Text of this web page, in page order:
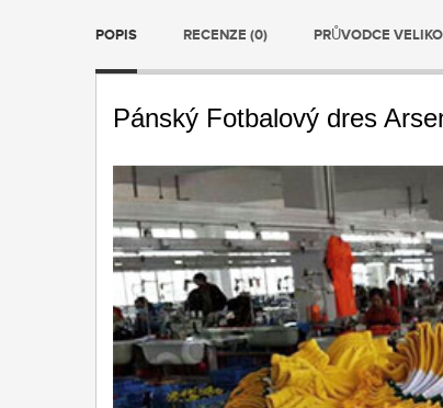
POPIS RECENZE (0) PRŮVODCE
Pánský Fotbalový dres